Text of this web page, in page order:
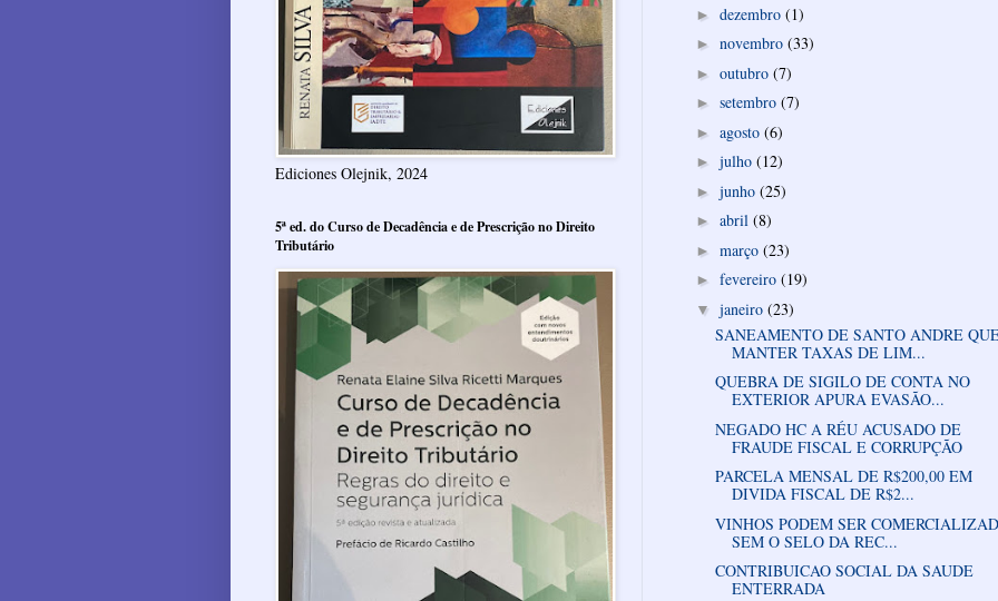
► dezembro (1)
► novembro (33)
► outubro (7)
► setembro (7)
► agosto (6)
► julho (12)
► junho (25)
► abril (8)
► março (23)
► fevereiro (19)
▼ janeiro (23)
SANEAMENTO DE SANTO ANDRE
MANTER TAXAS DE LIM...
QUEBRA DE SIGILO DE CONTA NO
EXTERIOR APURA EVASÃO...
NEGADO HC A RÉU ACUSADO DE
FRAUDE FISCAL E CORRUPÇÃO
PARCELA MENSAL DE R$200,00 EM
DIVIDA FISCAL DE R$2...
VINHOS PODEM SER
SEM O SELO DA REC...
CONTRIBUICAO SOCIAL DA SAUDE
ENTERRADA
Ediciones Olejnik, 2024
5ª ed. do Curso de Decadência e de Prescrição no Direito
Tributário